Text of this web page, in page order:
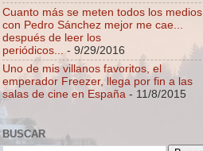
Cuanto más se meten todos los medios
con Pedro Sánchez mejor me cae...
después de leer los
periódicos...
- 9/29/2016
Uno de mis villanos favoritos, el
emperador Freezer, llega por fin a las
salas de cine en España - 11/8/2015
BUSCAR